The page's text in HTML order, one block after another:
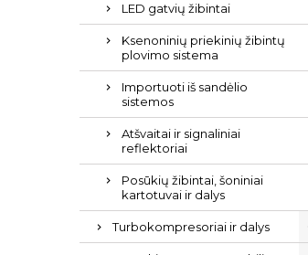
LED gatvių žibintai
Ksenoninių priekinių žibintų
plovimo sistema
Importuoti iš sandėlio
sistemos
Atšvaitai ir signaliniai
reflektoriai
Posūkių žibintai, šoniniai
kartotuvai ir dalys
Turbokompresoriai ir dalys